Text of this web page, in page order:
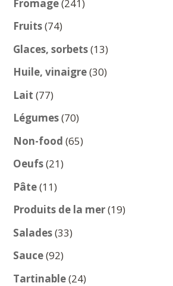
Fromage 241
Fruits 7474
produits
Glaces, sorbets 1313
produits
Huile, vinaigre 3030
Lait 7777
produits
Légumes 7070
produits
Non-food 6565
Oeufs 2121
Pâte 1111
produits
Produits de la mer 1919
Salades 3333
Sauce 9292
produits
Tartinable 2424